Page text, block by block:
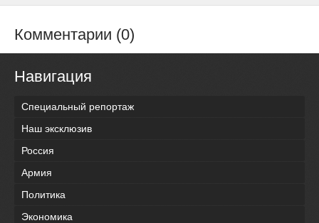
Комментарии (0)
Навигация
Специальный репортаж
Наш эксклюзив
Россия
Армия
Политика
Экономика